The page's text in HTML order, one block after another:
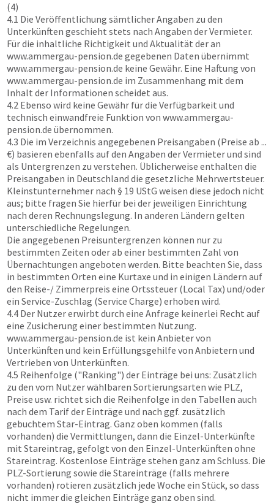
(4)
4.1 Die Veröffentlichung sämtlicher Angaben zu den
Unterkünften geschieht stets nach Angaben der Vermieter.
Für die inhaltliche Richtigkeit und Aktualität der an
www.ammergau-pension.de gegebenen Daten übernimmt
www.ammergau-pension.de keine Gewähr. Eine Haftung von
www.ammergau-pension.de im Zusammenhang mit dem
Inhalt der Informationen scheidet aus.
4.2 Ebenso wird keine Gewähr für die Verfügbarkeit und
technisch einwandfreie Funktion von www.ammergau-
pension.de übernommen.
4.3 Die im Verzeichnis angegebenen Preisangaben (Preise ab ...
€) basieren ebenfalls auf den Angaben der Vermieter und sind
als Untergrenzen zu verstehen. Üblicherweise enthalten die
Preisangaben in Deutschland die gesetzliche Mehrwertsteuer.
Kleinstunternehmer nach § 19 UStG weisen diese jedoch nicht
aus; bitte fragen Sie hierfür bei der jeweiligen Einrichtung
nach deren Rechnungslegung. In anderen Ländern gelten
unterschiedliche Regelungen.
Die angegebenen Preisuntergrenzen können nur zu
bestimmten Zeiten oder ab einer bestimmten Zahl von
Übernachtungen angeboten werden. Bitte beachten Sie, dass
in bestimmten Orten eine Kurtaxe und in einigen Ländern auf
den Reise-/ Zimmerpreis eine Ortssteuer (Local Tax) und/oder
ein Service-Zuschlag (Service Charge) erhoben wird.
4.4 Der Nutzer erwirbt durch eine Anfrage keinerlei Recht auf
eine Zusicherung einer bestimmten Nutzung.
www.ammergau-pension.de ist kein Anbieter von
Unterkünften und kein Erfüllungsgehilfe von Anbietern und
Vertrieben von Unterkünften.
4.5 Reihenfolge ("Ranking") der Einträge bei uns: Zusätzlich
zu den vom Nutzer wählbaren Sortierungsarten wie PLZ,
Preise usw. richtet sich die Reihenfolge in den Tabellen auch
nach dem Tarif der Einträge und nach ggf. zusätzlich
gebuchtem Star-Eintrag. Ganz oben kommen (falls
vorhanden) die Vermittlungen, dann die Einzel-Unterkünfte
mit Stareintrag, gefolgt von den Einzel-Unterkünften ohne
Stareintrag. Kostenlose Einträge stehen ganz am Schluss. Die
PLZ-Sortierung sowie die Stareinträge (falls mehrere
vorhanden) rotieren zusätzlich jede Woche ein Stück, so dass
nicht immer die gleichen Einträge ganz oben sind.